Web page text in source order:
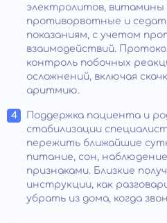
электролитов, витамины
противорвотные и
показаниям, с учетом
взаимодействий.
контроль побочных
осложнений, включая
аритмию.
Поддержка пациента и
стабилизации
пережить ближайшие
питание, сон,
признаками. Близкие
инструкции, как
убрать из дома, когда